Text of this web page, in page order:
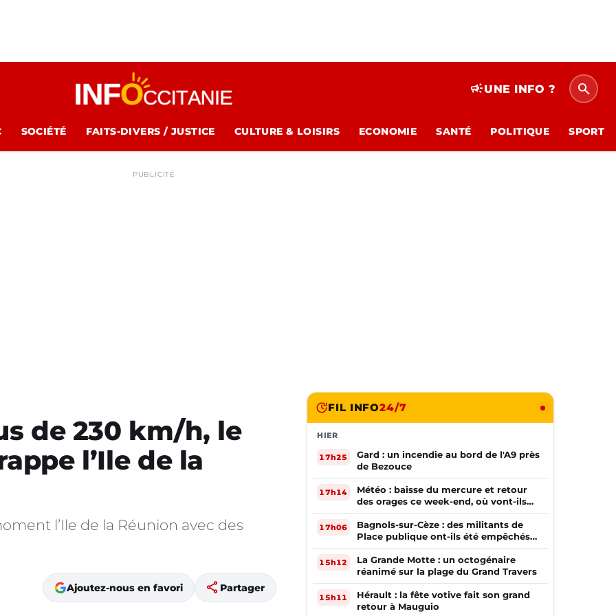
campaignUNE INFO ? search
SOCIÉTÉ FAITS-DIVERS / JUSTICE CULTURE & LOISIRS ECONOMIE SANTÉ POLITIQUE SPORT
PUBLICITÉ
de 230 km/h, le
l’Ile de la
l’Ile de la Réunion avec des
Ajoutez-nous en favori share Partager
FIL INFO24/7
HIER
17h25
Gard : un incendie au bord de l'A9 près
de Bezouce
17h14
Météo : baisse du mercure et retour
des orages ce week-end, où vont-ils
frapper ?
17h06
Bagnols-sur-Cèze : des militants de
Place publique ont-ils été empêchés
de tracter par la mairie ?
15h12
La Grande Motte : un octogénaire
réanimé sur la plage du Grand Travers
15h11
Hérault : la fête votive fait son grand
retour à Mauguio